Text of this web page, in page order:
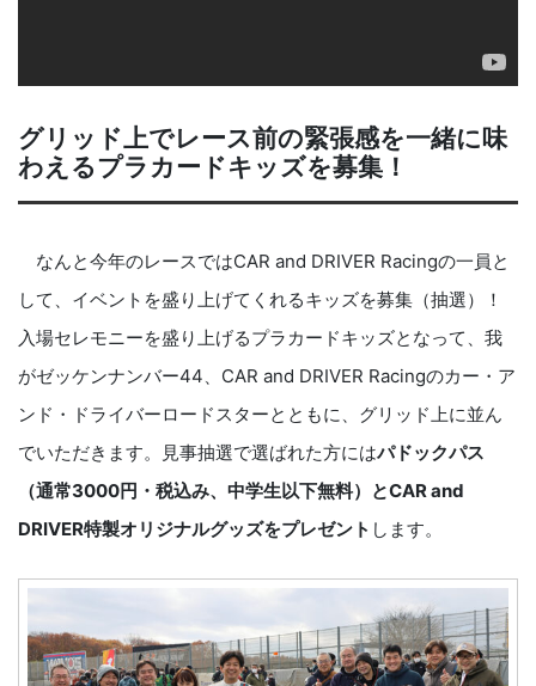
グリッド上でレース前の緊張感を一緒に味
わえるプラカードキッズを募集！
なんと今年のレースではCAR and DRIVER Racingの一員と
して、イベントを盛り上げてくれるキッズを募集（抽選）！
入場セレモニーを盛り上げるプラカードキッズとなって、我
がゼッケンナンバー44、CAR and DRIVER Racingのカー・ア
ンド・ドライバーロードスターとともに、グリッド上に並ん
でいただきます。見事抽選で選ばれた方にはパドックパス
（通常3000円・税込み、中学生以下無料）とCAR and
DRIVER特製オリジナルグッズをプレゼント します。